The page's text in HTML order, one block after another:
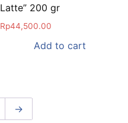
Latte” 200 gr
Rp44,500.00
Add to cart
→